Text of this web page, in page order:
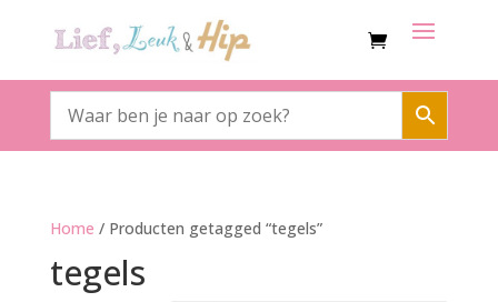
Home / Producten getagged “tegels”
tegels